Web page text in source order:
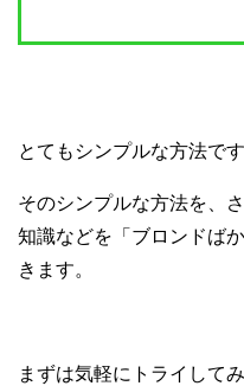
とてもシンプルな方法です
そのシンプルな方法を、
知識などを「ブロンドば
きます。
まずは気軽にトライして